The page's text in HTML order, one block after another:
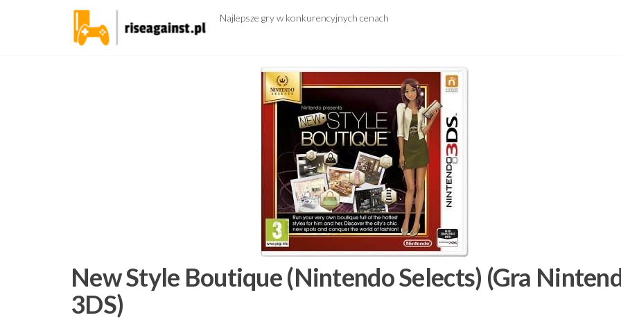
Najlepsze gry w konkurencyjnych cenach
New Style Boutique (Nintendo Selects) (Gra
3DS)